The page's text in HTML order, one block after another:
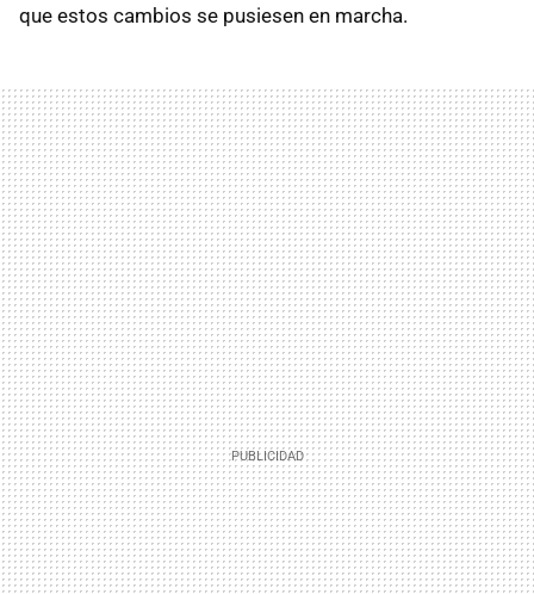
que estos cambios se pusiesen en marcha.